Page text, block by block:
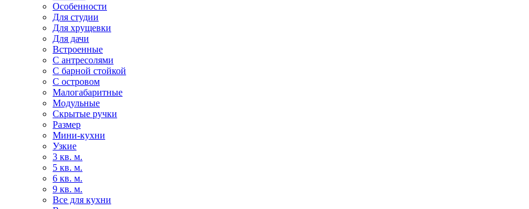
Особенности
Для студии
Для хрущевки
Для дачи
Встроенные
С антресолями
С барной стойкой
С островом
Малогабаритные
Модульные
Скрытые ручки
Размер
Мини-кухни
Узкие
3 кв. м.
5 кв. м.
6 кв. м.
9 кв. м.
Все для кухни